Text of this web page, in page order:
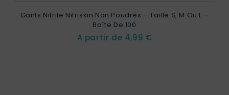
Gants Nitrile Nitriskin Non Poudrés – Taille S, M Ou L –
Boîte De 100
A partir de Prix
4,99 €